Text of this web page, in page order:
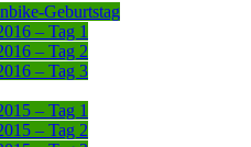
Geburtstag
– Tag 1
– Tag 2
– Tag 3
– Tag 1
– Tag 2